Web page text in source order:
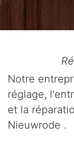
Notre
réglage,
et la
Nieuwrode .